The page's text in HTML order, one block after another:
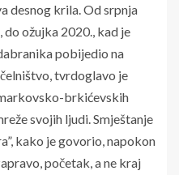
desnog krila. Od srpnja
do ožujka 2020., kad je
pobijedio na
tvrdoglavo je
brkićevskih
svojih ljudi. Smještanje
kako je govorio, napokon
početak, a ne kraj